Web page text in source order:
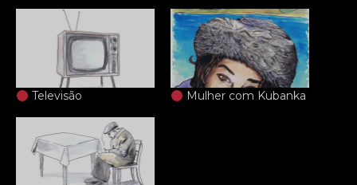
Televisão Mulher com Kubanka